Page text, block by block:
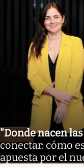
"Donde nacen
conectar: cómo
apuesta por el